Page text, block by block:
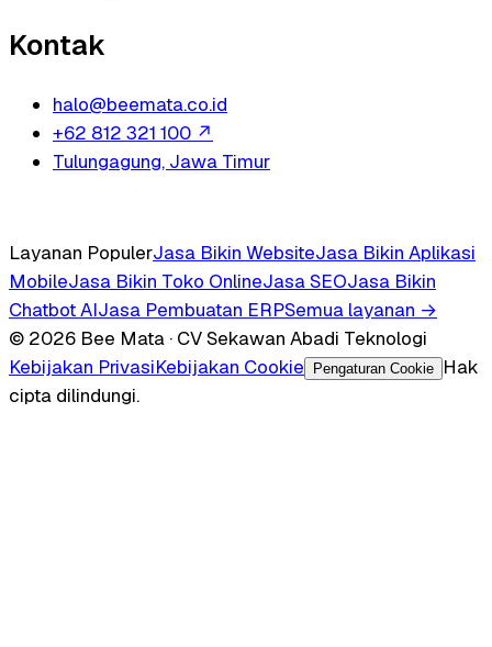
Kontak
halo@beemata.co.id
+62 812 321 100 ↗
Tulungagung, Jawa Timur
Layanan PopulerJasa Bikin WebsiteJasa Bikin Aplikasi
MobileJasa Bikin Toko OnlineJasa SEOJasa Bikin
Chatbot AIJasa Pembuatan ERPSemua layanan →
© 2026 Bee Mata · CV Sekawan Abadi Teknologi
Kebijakan PrivasiKebijakan Cookie Pengaturan Cookie
Hak
cipta dilindungi.